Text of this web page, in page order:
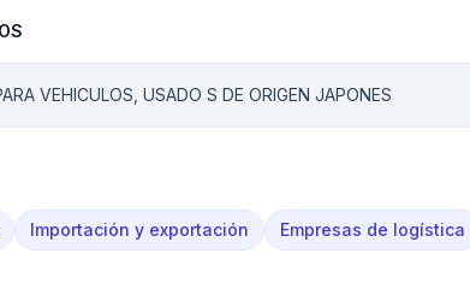
VEHICULOS, USADO S DE ORIGEN JAPONES
Importación y exportación Empresas de logística